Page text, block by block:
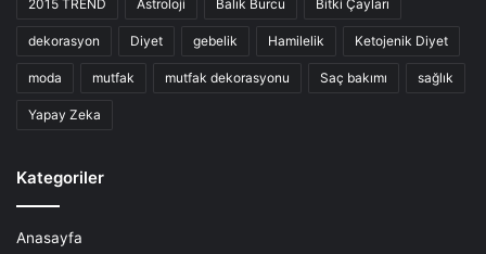
2015 TREND Astroloji Balık Burcu Bitki Çayları
dekorasyon Diyet gebelik Hamilelik Ketojenik Diyet
moda mutfak mutfak dekorasyonu Saç bakımı sağlık
Yapay Zeka
Kategoriler
Anasayfa